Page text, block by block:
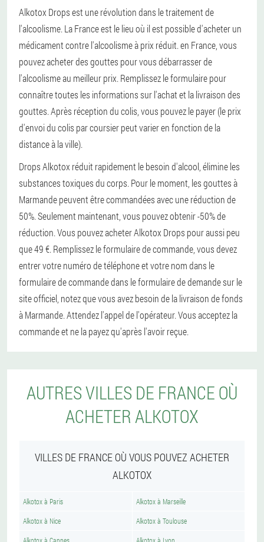
Alkotox Drops est une révolution dans le traitement de
l'alcoolisme. La France est le lieu où il est possible d'acheter un
médicament contre l'alcoolisme à prix réduit. en France, vous
pouvez acheter des gouttes pour vous débarrasser de
l'alcoolisme au meilleur prix. Remplissez le formulaire pour
connaître toutes les informations sur l'achat et la livraison des
gouttes. Après réception du colis, vous pouvez le payer (le prix
d'envoi du colis par coursier peut varier en fonction de la
distance à la ville).
Drops Alkotox réduit rapidement le besoin d'alcool, élimine les
substances toxiques du corps. Pour le moment, les gouttes à
Marmande peuvent être commandées avec une réduction de
50%. Seulement maintenant, vous pouvez obtenir -50% de
réduction. Vous pouvez acheter Alkotox Drops pour aussi peu
que 49 €. Remplissez le formulaire de commande, vous devez
entrer votre numéro de téléphone et votre nom dans le
formulaire de commande dans le formulaire de demande sur le
site officiel, notez que vous avez besoin de la livraison de fonds
à Marmande. Attendez l'appel de l'opérateur. Vous acceptez la
commande et ne la payez qu'après l'avoir reçue.
AUTRES VILLES DE FRANCE OÙ
ACHETER ALKOTOX
VILLES DE FRANCE OÙ VOUS POUVEZ ACHETER
ALKOTOX
Alkotox à Paris Alkotox à Marseille
Alkotox à Nice Alkotox à Toulouse